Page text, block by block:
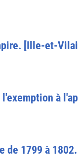
[Ille-et-
à
1799 à 1802.